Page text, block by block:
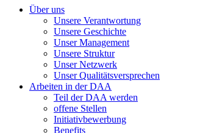
Über uns
Unsere Verantwortung
Unsere Geschichte
Unser Management
Unsere Struktur
Unser Netzwerk
Unser Qualitätsversprechen
Arbeiten in der DAA
Teil der DAA werden
offene Stellen
Initiativbewerbung
Benefits